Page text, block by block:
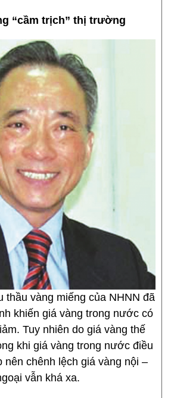
“cầm trịch” thị trường
thầu vàng miếng của NHNN đã
khiến giá vàng trong nước có
Tuy nhiên do giá vàng thế
khi giá vàng trong nước điều
nên chênh lệch giá vàng nội –
vẫn khá xa.